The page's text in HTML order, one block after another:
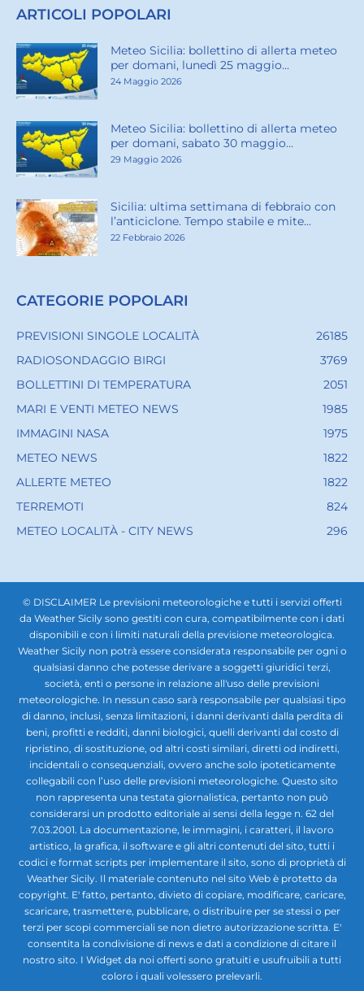
ARTICOLI POPOLARI
Meteo Sicilia: bollettino di allerta meteo
per domani, lunedì 25 maggio...
24 Maggio 2026
Meteo Sicilia: bollettino di allerta meteo
per domani, sabato 30 maggio...
29 Maggio 2026
Sicilia: ultima settimana di febbraio con
l’anticiclone. Tempo stabile e mite...
22 Febbraio 2026
CATEGORIE POPOLARI
PREVISIONI SINGOLE LOCALITÀ
26185
RADIOSONDAGGIO BIRGI
3769
BOLLETTINI DI TEMPERATURA
2051
MARI E VENTI METEO NEWS
1985
IMMAGINI NASA
1975
METEO NEWS
1822
ALLERTE METEO
1822
TERREMOTI
824
METEO LOCALITÀ - CITY NEWS
296
© DISCLAIMER Le previsioni meteorologiche e tutti i servizi offerti
da Weather Sicily sono gestiti con cura, compatibilmente con i dati
disponibili e con i limiti naturali della previsione meteorologica.
Weather Sicily non potrà essere considerata responsabile per ogni o
qualsiasi danno che potesse derivare a soggetti giuridici terzi,
società, enti o persone in relazione all'uso delle previsioni
meteorologiche. In nessun caso sarà responsabile per qualsiasi tipo
di danno, inclusi, senza limitazioni, i danni derivanti dalla perdita di
beni, profitti e redditi, danni biologici, quelli derivanti dal costo di
ripristino, di sostituzione, od altri costi similari, diretti od indiretti,
incidentali o consequenziali, ovvero anche solo ipoteticamente
collegabili con l’uso delle previsioni meteorologiche. Questo sito
non rappresenta una testata giornalistica, pertanto non può
considerarsi un prodotto editoriale ai sensi della legge n. 62 del
7.03.2001. La documentazione, le immagini, i caratteri, il lavoro
artistico, la grafica, il software e gli altri contenuti del sito, tutti i
codici e format scripts per implementare il sito, sono di proprietà di
Weather Sicily. Il materiale contenuto nel sito Web è protetto da
copyright. E' fatto, pertanto, divieto di copiare, modificare, caricare,
scaricare, trasmettere, pubblicare, o distribuire per se stessi o per
terzi per scopi commerciali se non dietro autorizzazione scritta. E'
consentita la condivisione di news e dati a condizione di citare il
nostro sito. I Widget da noi offerti sono gratuiti e usufruibili a tutti
coloro i quali volessero prelevarli.